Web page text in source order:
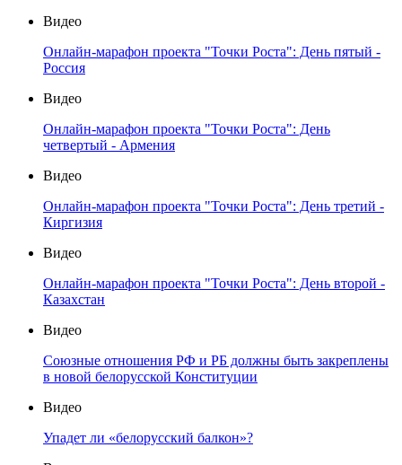
Видео
Онлайн-марафон проекта "Точки Роста": День пятый -
Россия
Видео
Онлайн-марафон проекта "Точки Роста": День
четвертый - Армения
Видео
Онлайн-марафон проекта "Точки Роста": День третий -
Киргизия
Видео
Онлайн-марафон проекта "Точки Роста": День второй -
Казахстан
Видео
Союзные отношения РФ и РБ должны быть закреплены
в новой белорусской Конституции
Видео
Упадет ли «белорусский балкон»?